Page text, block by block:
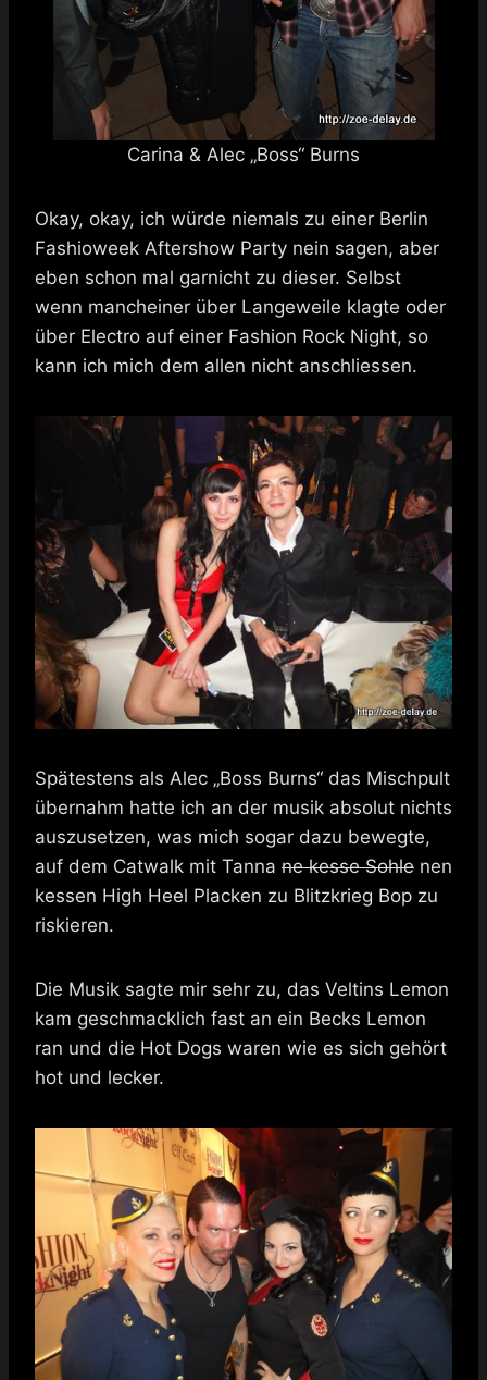
Carina & Alec „Boss“ Burns
Okay, okay, ich würde niemals zu einer Berlin
Fashioweek Aftershow Party nein sagen, aber
eben schon mal garnicht zu dieser. Selbst
wenn mancheiner über Langeweile klagte oder
über Electro auf einer Fashion Rock Night, so
kann ich mich dem allen nicht anschliessen.
Spätestens als Alec „Boss Burns“ das Mischpult
übernahm hatte ich an der musik absolut nichts
auszusetzen, was mich sogar dazu bewegte,
auf dem Catwalk mit Tanna ne kesse Sohle nen
kessen High Heel Placken zu Blitzkrieg Bop zu
riskieren.
Die Musik sagte mir sehr zu, das Veltins Lemon
kam geschmacklich fast an ein Becks Lemon
ran und die Hot Dogs waren wie es sich gehört
hot und lecker.